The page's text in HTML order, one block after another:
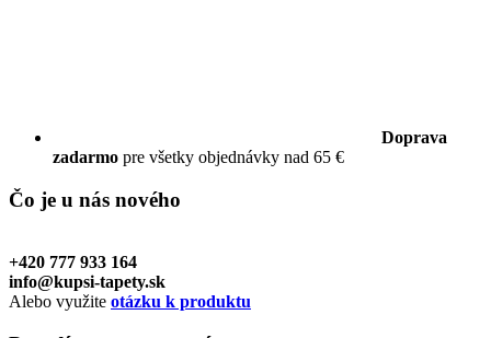
Doprava
zadarmo pre všetky objednávky nad 65 €
Čo je u nás nového
+420 777 933 164
info@kupsi-tapety.sk
Alebo využite otázku k produktu